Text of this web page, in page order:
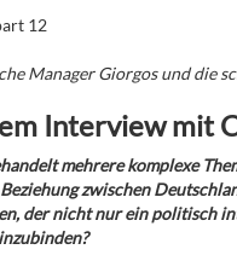
Manager Giorgos und die
Interview mit
mehrere komplexe
zwischen
der nicht nur ein politisch